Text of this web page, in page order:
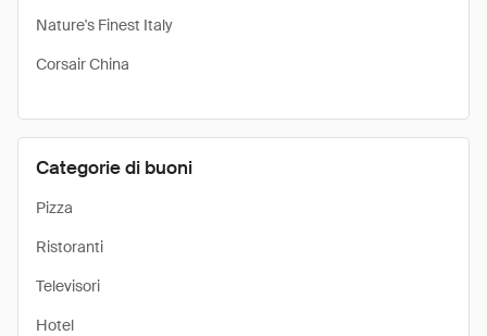
Nature's Finest Italy
Corsair China
Categorie di buoni
Pizza
Ristoranti
Televisori
Hotel